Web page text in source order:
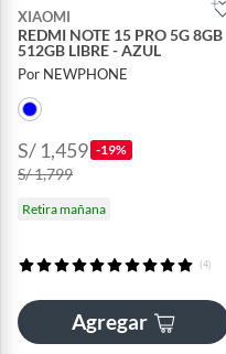
XIAOMI
REDMI NOTE 15 PRO 5G 8GB
512GB LIBRE - AZUL
Por NEWPHONE
S/ 1,459 -19%
S/ 1,799
Retira mañana
(4)
Agregar